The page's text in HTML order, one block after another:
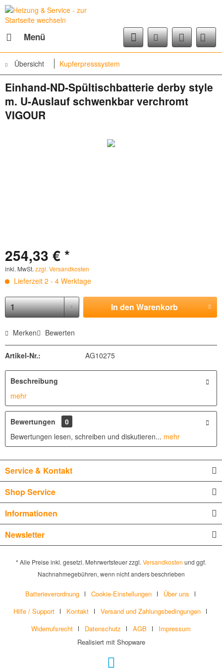
Menü
Übersicht Kupferpresssystem
Einhand-ND-Spültischbatterie derby style
m. U-Auslauf schwenkbar verchromt
VIGOUR
254,33 € *
inkl. MwSt. zzgl. Versandkosten
Lieferzeit 2 - 4 Werktage
In denWarenkorb
Merken Bewerten
Artikel-Nr.: AG10275
Beschreibung
mehr
Bewertungen
0
Bewertungen lesen, schreiben und diskutieren... mehr
Service & Kontakt
Shop Service
Informationen
Newsletter
* Alle Preise inkl. gesetzl. Mehrwertsteuer zzgl. Versandkosten und ggf.
Nachnahmegebühren, wenn nicht anders beschrieben
Batterieverordnung Cookie-Einstellungen
Über uns
Hilfe / Support
Kontakt
Versand und Zahlungsbedingungen
Widerrufsrecht
Datenschutz AGB
Impressum
Realisiert mit Shopware